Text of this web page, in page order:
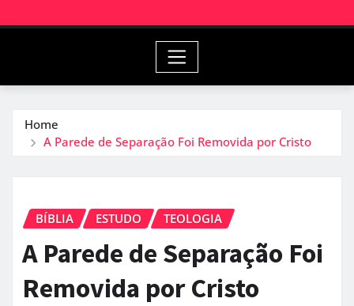
Home
A Parede de Separação Foi Removida por Cristo
BÍBLIA ESTUDO TEOLOGIA
A Parede de Separação Foi
Removida por Cristo